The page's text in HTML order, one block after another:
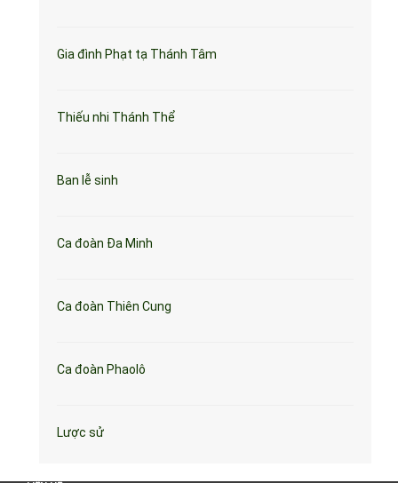
Gia đình Phạt tạ Thánh Tâm
Thiếu nhi Thánh Thể
Ban lễ sinh
Ca đoàn Đa Minh
Ca đoàn Thiên Cung
Ca đoàn Phaolô
Lược sử